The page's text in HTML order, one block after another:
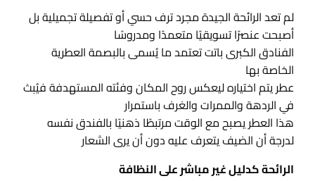
لم تعد الرائحة الجيدة مجرد ترف حسي أو تفصيلة تجميلية بل
أصبحت عنصرًا تسويقيًا متعمدًا ومدروسًا
الفنادق الكبرى باتت تعتمد ما يُسمى بالبصمة العطرية
الخاصة بها
عطر يتم اختياره ليعكس روح المكان وفئته المستهدفة فيُبث
في الردهة والممرات والغرف باستمرار
هذا العطر يصبح مع الوقت مرتبطًا ذهنيًا بالفندق نفسه
لدرجة أن الضيف يتعرف عليه دون أن يرى الشعار
الرائحة كدليل غير مباشر على النظافة